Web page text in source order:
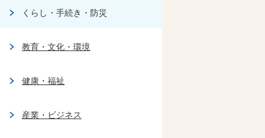
くらし・手続き・防災
教育・文化・環境
健康・福祉
産業・ビジネス